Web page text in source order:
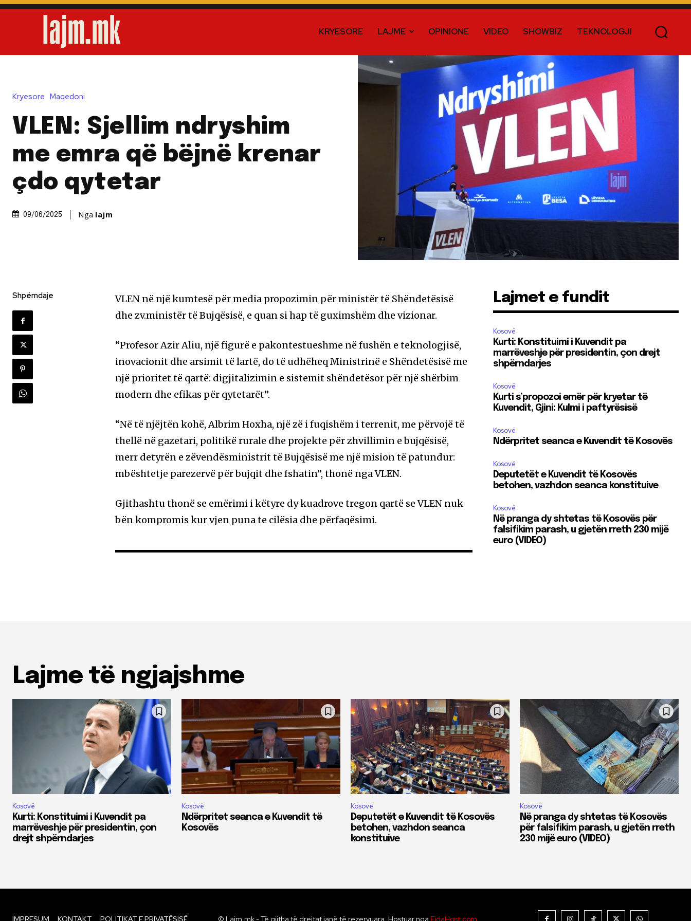
KRYESORE LAJME OPINIONE VIDEO SHOWBIZ TEKNOLOGJI
Kryesore Maqedoni
VLEN: Sjellim ndryshim
me emra që bëjnë krenar
çdo qytetar
09/06/2025 Nga lajm
Shpërndaje
VLEN në një kumtesë për media propozimin për ministër të Shëndetësisë
dhe zv.ministër të Bujqësisë, e quan si hap të guximshëm dhe vizionar.
“Profesor Azir Aliu, një figurë e pakontestueshme në fushën e teknologjisë,
inovacionit dhe arsimit të lartë, do të udhëheq Ministrinë e Shëndetësisë me
një prioritet të qartë: digjitalizimin e sistemit shëndetësor për një shërbim
modern dhe efikas për qytetarët”.
“Në të njëjtën kohë, Albrim Hoxha, një zë i fuqishëm i terrenit, me përvojë të
thellë në gazetari, politikë rurale dhe projekte për zhvillimin e bujqësisë,
merr detyrën e zëvendësministrit të Bujqësisë me një mision të patundur:
mbështetje parezervë për bujqit dhe fshatin”, thonë nga VLEN.
Gjithashtu thonë se emërimi i këtyre dy kuadrove tregon qartë se VLEN nuk
bën kompromis kur vjen puna te cilësia dhe përfaqësimi.
Lajmet e fundit
Kosovë
Kurti: Konstituimi i Kuvendit pa
marrëveshje për presidentin, çon drejt
shpërndarjes
Kosovë
Kurti s’propozoi emër për kryetar të
Kuvendit, Gjini: Kulmi i paftyrësisë
Kosovë
Ndërpritet seanca e Kuvendit të Kosovës
Kosovë
Deputetët e Kuvendit të Kosovës
betohen, vazhdon seanca konstituive
Kosovë
Në pranga dy shtetas të Kosovës për
falsifikim parash, u gjetën rreth 230 mijë
euro (VIDEO)
Lajme të ngjajshme
Kosovë
Kurti: Konstituimi i Kuvendit pa
marrëveshje për presidentin, çon
drejt shpërndarjes
Kosovë
Ndërpritet seanca e Kuvendit të
Kosovës
Kosovë
Deputetët e Kuvendit të Kosovës
betohen, vazhdon seanca
konstituive
Kosovë
Në pranga dy shtetas të Kosovës
për falsifikim parash, u gjetën rreth
230 mijë euro (VIDEO)
IMPRESUM KONTAKT POLITIKAT E PRIVATËSISË © Lajm.mk - Të gjitha të drejtat janë të rezervuara. Hostuar nga FidaHost.com